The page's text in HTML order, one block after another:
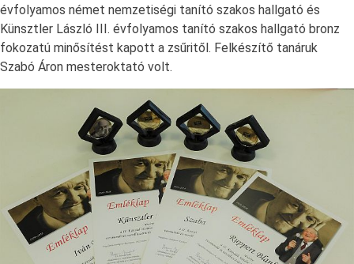
évfolyamos német nemzetiségi tanító szakos hallgató és
Künsztler László III. évfolyamos tanító szakos hallgató bronz
fokozatú minősítést kapott a zsűritől. Felkészítő tanáruk
Szabó Áron mesteroktató volt.